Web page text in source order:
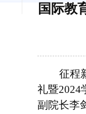
国际教
征程
礼暨2024
副院长李